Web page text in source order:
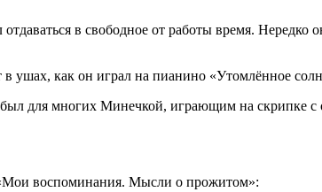
в свободное от работы время. Нередко
ушах, как он играл на пианино «Утомлённое
для многих Минечкой, играющим на скрипке с
«Мои воспоминания. Мысли о прожитом»: